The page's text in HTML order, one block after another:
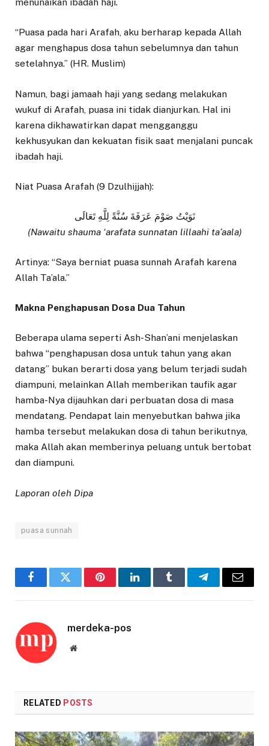
“Puasa pada hari Arafah, aku berharap kepada Allah
agar menghapus dosa tahun sebelumnya dan tahun
setelahnya.” (HR. Muslim)
Namun, bagi jamaah haji yang sedang melakukan
wukuf di Arafah, puasa ini tidak dianjurkan. Hal ini
karena dikhawatirkan dapat mengganggu
kekhusyukan dan kekuatan fisik saat menjalani puncak
ibadah haji.
Niat Puasa Arafah (9 Dzulhijjah):
نَوَيْتُ صَوْمَ عَرَفَةَ سُنَّةً لِلَّهِ تَعَالَى
(Nawaitu shauma ‘arafata sunnatan lillaahi ta’aala)
Artinya: “Saya berniat puasa sunnah Arafah karena
Allah Ta’ala.”
Makna Penghapusan Dosa Dua Tahun
Beberapa ulama seperti Ash-Shan’ani menjelaskan
bahwa “penghapusan dosa untuk tahun yang akan
datang” bukan berarti dosa yang belum terjadi sudah
diampuni, melainkan Allah memberikan taufik agar
hamba-Nya dijauhkan dari perbuatan dosa di masa
mendatang. Pendapat lain menyebutkan bahwa jika
hamba tersebut melakukan dosa di tahun berikutnya,
maka Allah akan memberinya peluang untuk bertobat
dan diampuni.
Laporan oleh Dipa
puasa sunnah
FacebookTwitter PinterestLinkedInTumblr TelegramEmail
merdeka-pos
Website
RELATED POSTS